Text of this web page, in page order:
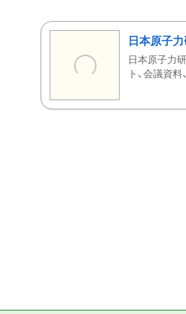
日本原子
日本原子力
ト、会議資